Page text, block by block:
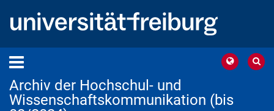
Archiv der Hochschul- und
Wissenschaftskommunikation (bis